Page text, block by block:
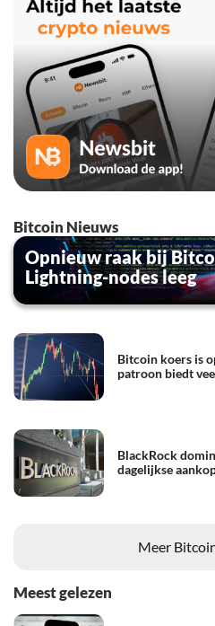
Bitcoin Nieuws
Opnieuw raak bij
Lightning-nodes leeg
Bitcoin koers is
patroon biedt
BlackRock
dagelijkse
Meer
Meest gelezen